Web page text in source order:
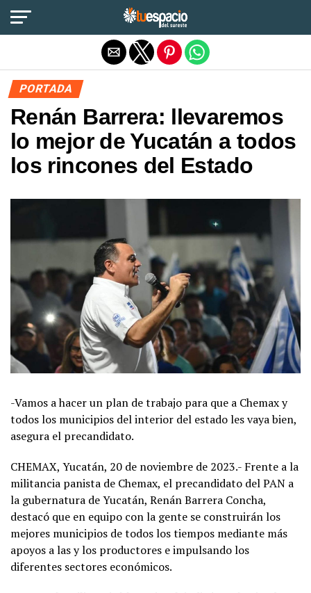
PORTADA
Renán Barrera: llevaremos
lo mejor de Yucatán a todos
los rincones del Estado
-Vamos a hacer un plan de trabajo para que a Chemax y
todos los municipios del interior del estado les vaya bien,
asegura el precandidato.
CHEMAX, Yucatán, 20 de noviembre de 2023.- Frente a la
militancia panista de Chemax, el precandidato del PAN a
la gubernatura de Yucatán, Renán Barrera Concha,
destacó que en equipo con la gente se construirán los
mejores municipios de todos los tiempos mediante más
apoyos a las y los productores e impulsando los
diferentes sectores económicos.
Salir de la versión móvil